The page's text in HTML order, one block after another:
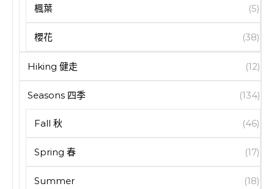
楓葉 (5)
櫻花 (38)
Hiking 健走 (12)
Seasons 四季 (134)
Fall 秋 (46)
Spring 春 (17)
Summer (18)